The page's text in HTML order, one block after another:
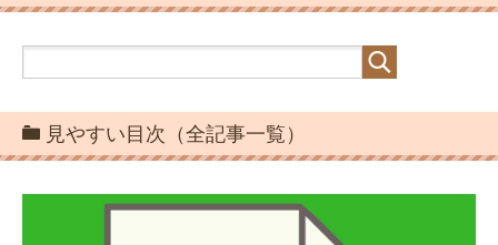
見やすい目次（全記事一覧）